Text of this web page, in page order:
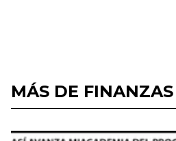
MÁS DE FINANZAS